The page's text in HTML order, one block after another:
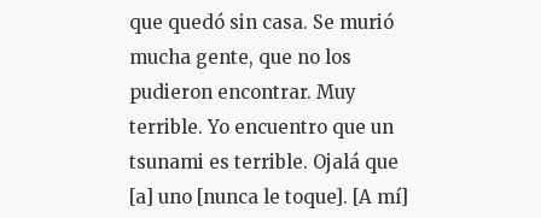
que quedó sin casa. Se murió
mucha gente, que no los
pudieron encontrar. Muy
terrible. Yo encuentro que un
tsunami es terrible. Ojalá que
[a] uno [nunca le toque]. [A mí]